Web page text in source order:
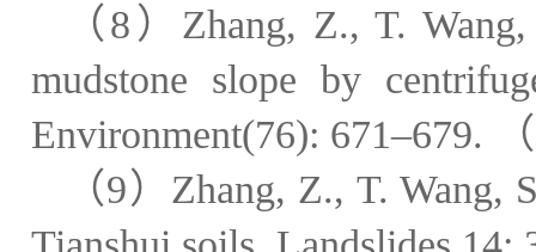
（ 8 ） Zhang, Z., T.
mudstone slope by
Environment(76): 671–679. （
（9） Zhang, Z., T. Wang,